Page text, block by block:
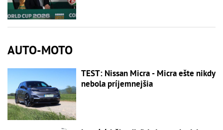
AUTO-MOTO
TEST: Nissan Micra - Micra ešte nikdy
nebola príjemnejšia